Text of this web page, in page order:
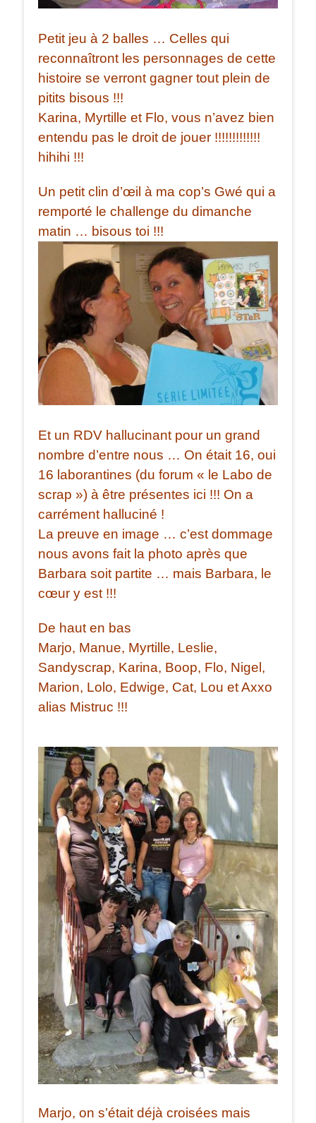
Petit jeu à 2 balles … Celles qui
reconnaîtront les personnages de cette
histoire se verront gagner tout plein de
pitits bisous !!!
Karina, Myrtille et Flo, vous n’avez bien
entendu pas le droit de jouer !!!!!!!!!!!!!
hihihi !!!
Un petit clin d’œil à ma cop’s Gwé qui a
remporté le challenge du dimanche
matin … bisous toi !!!
Et un RDV hallucinant pour un grand
nombre d’entre nous … On était 16, oui
16 laborantines (du forum « le Labo de
scrap ») à être présentes ici !!! On a
carrément halluciné !
La preuve en image … c’est dommage
nous avons fait la photo après que
Barbara soit partite … mais Barbara, le
cœur y est !!!
De haut en bas
Marjo, Manue, Myrtille, Leslie,
Sandyscrap, Karina, Boop, Flo, Nigel,
Marion, Lolo, Edwige, Cat, Lou et Axxo
alias Mistruc !!!
Marjo, on s’était déjà croisées mais